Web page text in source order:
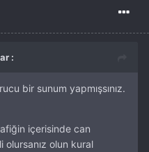
:
bir sunum yapmışsınız.
içerisinde can
olun kural